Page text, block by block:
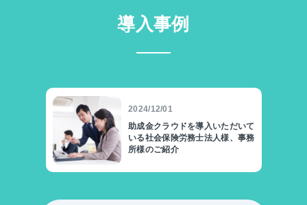
導入事例
2024/12/01
助成金クラウドを導入いただいて
いる社会保険労務士法人様、事務
所様のご紹介